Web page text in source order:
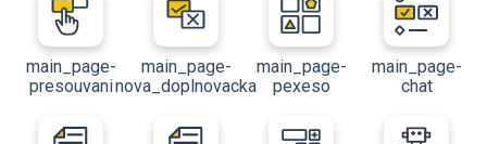
main_page-
presouvani
main_page-
nova_doplnovacka
main_page-
pexeso
main_page-
chat